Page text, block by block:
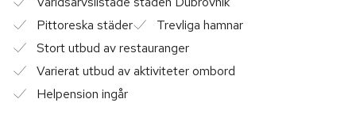
Pittoreska städer
Trevliga hamnar
Stort utbud av restauranger
Varierat utbud av aktiviteter ombord
Helpension ingår